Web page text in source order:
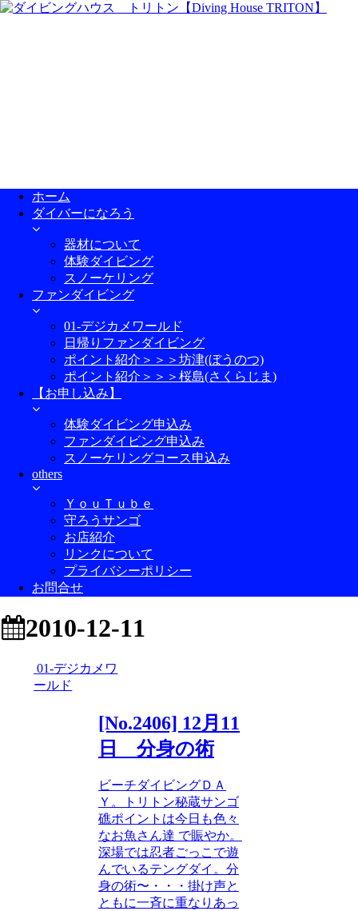
ホーム
ダイバーになろう
器材について
体験ダイビング
スノーケリング
ファンダイビング
01-デジカメワールド
日帰りファンダイビング
ポイント紹介＞＞＞坊津(ぼうのつ)
ポイント紹介＞＞＞桜島(さくらじま)
【お申し込み】
体験ダイビング申込み
ファンダイビング申込み
スノーケリングコース申込み
others
ＹｏｕＴｕｂｅ
守ろうサンゴ
お店紹介
リンクについて
プライバシーポリシー
お問合せ
2010-12-11
01-デジカメワ
ールド
[No.2406] 12月11
日 分身の術
ビーチダイビングＤＡ
Ｙ。トリトン秘蔵サンゴ
礁ポイントは今日も色々
なお魚さん達 で賑やか。
深場では忍者ごっこで遊
んでいるテングダイ。分
身の術〜・・・掛け声と
ともに一斉に重なりあっ